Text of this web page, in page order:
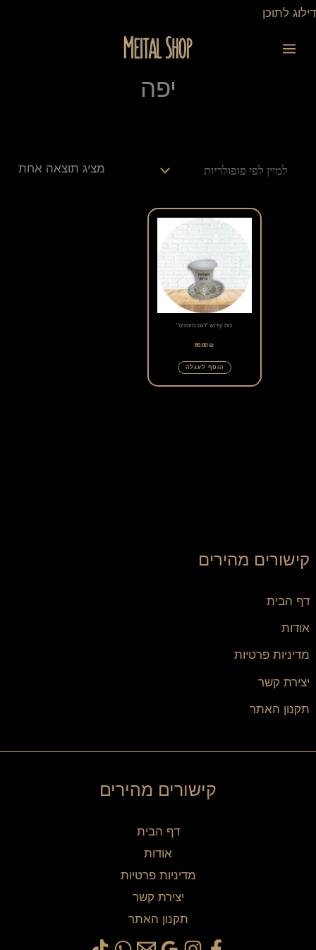
דילוג לתוכן
דילוג
יפה
קישורים מהירים
דף הבית
אודות
מדיניות פרטיות
יצירת קשר
תקנון האתר
מציג תוצאה אחת
כוס קידוש "דגם מעוינים"
80.00₪
הוסף לעגלה
קישורים מהירים
דף הבית
אודות
מדיניות פרטיות
יצירת קשר
תקנון האתר